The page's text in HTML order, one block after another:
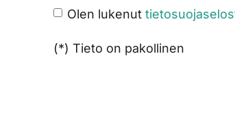
Olen lukenut
(*) Tieto on pakollinen